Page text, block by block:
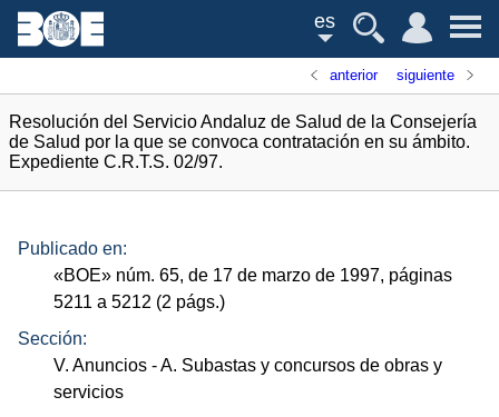
es
anterior siguiente
Resolución del Servicio Andaluz de Salud de la Consejería
de Salud por la que se convoca contratación en su ámbito.
Expediente C.R.T.S. 02/97.
Publicado en:
«BOE» núm. 65, de 17 de marzo de 1997, páginas
5211 a 5212 (2 págs.)
Sección:
V. Anuncios - A. Subastas y concursos de obras y
servicios